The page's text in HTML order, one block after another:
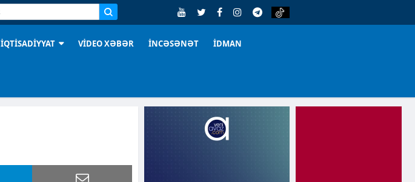
İQTİSADİYYAT VİDEO XƏBƏR İNCƏSƏNƏT İDMAN